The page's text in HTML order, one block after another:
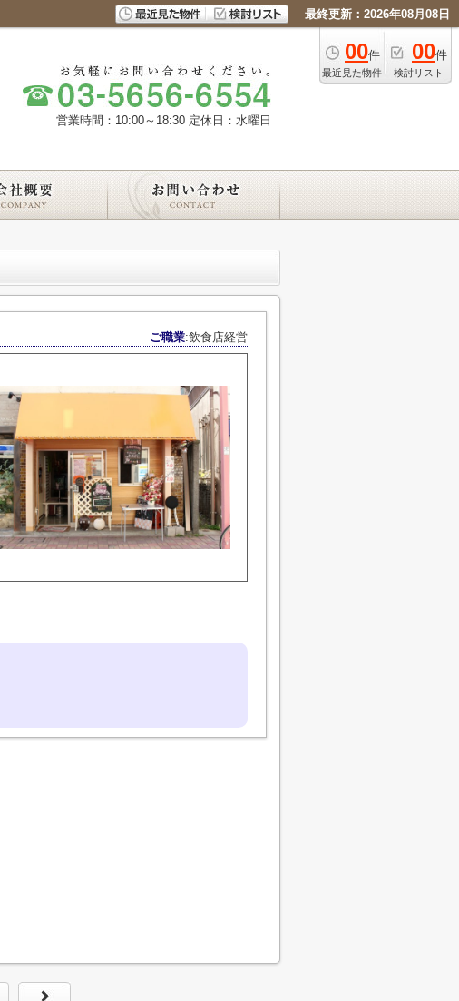
最終更新：2026年08月08日
00件
最近見た物件
00件
検討リスト
営業時間：10:00～18:30 定休日：水曜日
ご職業:飲食店経営